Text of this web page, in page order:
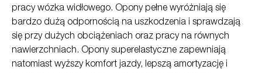
pracy wózka widłowego. Opony pełne wyróżniają się
bardzo dużą odpornością na uszkodzenia i sprawdzają
się przy dużych obciążeniach oraz pracy na równych
nawierzchniach. Opony superelastyczne zapewniają
natomiast wyższy komfort jazdy, lepszą amortyzację i